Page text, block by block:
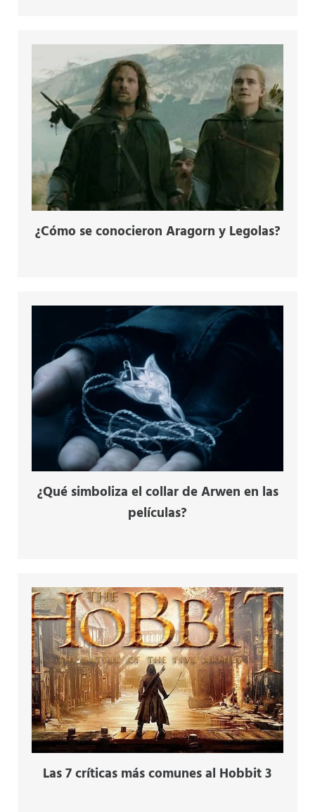
¿Cómo se conocieron Aragorn y Legolas?
¿Qué simboliza el collar de Arwen en las
películas?
Las 7 críticas más comunes al Hobbit 3